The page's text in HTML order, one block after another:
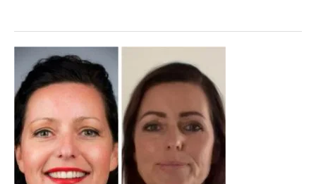
Stoppen
met
roken
zonder
aankomen…
Stoptober!